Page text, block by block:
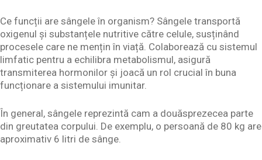
Ce funcții are sângele în organism? Sângele transportă
oxigenul și substanțele nutritive către celule, susținând
procesele care ne mențin în viață. Colaborează cu sistemul
limfatic pentru a echilibra metabolismul, asigură
transmiterea hormonilor și joacă un rol crucial în buna
funcționare a sistemului imunitar.
În general, sângele reprezintă cam a douăsprezecea parte
din greutatea corpului. De exemplu, o persoană de 80 kg are
aproximativ 6 litri de sânge.